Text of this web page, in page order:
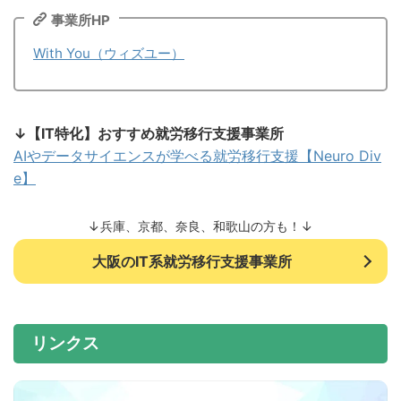
事業所HP
With You（ウィズユー）
↓【IT特化】おすすめ就労移行支援事業所
AIやデータサイエンスが学べる就労移行支援【Neuro Div
e】
↓兵庫、京都、奈良、和歌山の方も！↓
大阪のIT系就労移行支援事業所
リンクス